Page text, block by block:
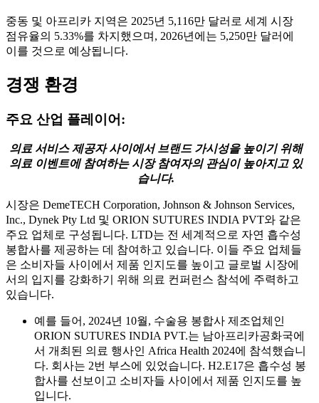
중동 및 아프리카 지역은 2025년 5,116만 달러로 세계 시장
점유율의 5.33%를 차지했으며, 2026년에는 5,250만 달러에
이를 것으로 예상됩니다.
경쟁 환경
주요 산업 플레이어:
의료 서비스 제공자 사이에서 브랜드 가시성을 높이기 위해
의료 이벤트에 참여하는 시장 참여자의 관심이 높아지고 있
습니다.
시장은 DemeTECH Corporation, Johnson & Johnson Services,
Inc., Dynek Pty Ltd 및 ORION SUTURES INDIA PVT와 같은
주요 업체로 구성됩니다. LTD는 전 세계적으로 자연 흡수성
봉합사를 제공하는 데 참여하고 있습니다. 이들 주요 업체들
은 소비자들 사이에서 제품 인지도를 높이고 글로벌 시장에
서의 입지를 강화하기 위해 의료 컨퍼런스 참석에 주력하고
있습니다.
예를 들어, 2024년 10월, 수술용 봉합사 제조업체인
ORION SUTURES INDIA PVT.는 남아프리카공화국에
서 개최된 의료 행사인 Africa Health 2024에 참석했습니
다. 회사는 2번 부스에 있었습니다. H2.E17은 흡수성 봉
합사를 선보이고 소비자들 사이에서 제품 인지도를 높
입니다.